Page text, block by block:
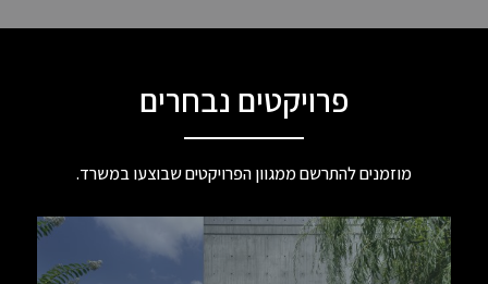
פרויקטים נבחרים
מוזמנים להתרשם ממגוון הפרויקטים שבוצעו במשרד.